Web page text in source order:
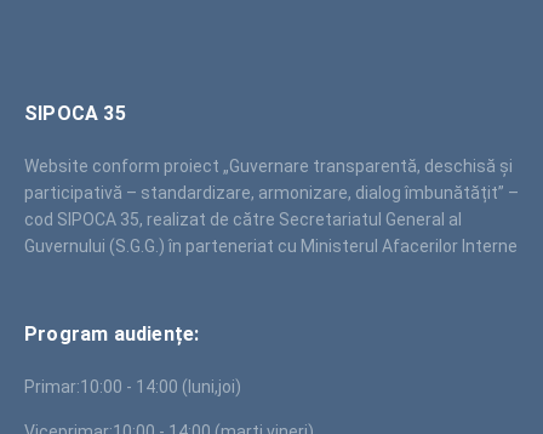
SIPOCA 35
Website conform proiect „Guvernare transparentă, deschisă și
participativă – standardizare, armonizare, dialog îmbunătățit” –
cod SIPOCA 35, realizat de către Secretariatul General al
Guvernului (S.G.G.) în parteneriat cu Ministerul Afacerilor Interne
Program audiențe:
Primar:10:00 - 14:00 (luni,joi)